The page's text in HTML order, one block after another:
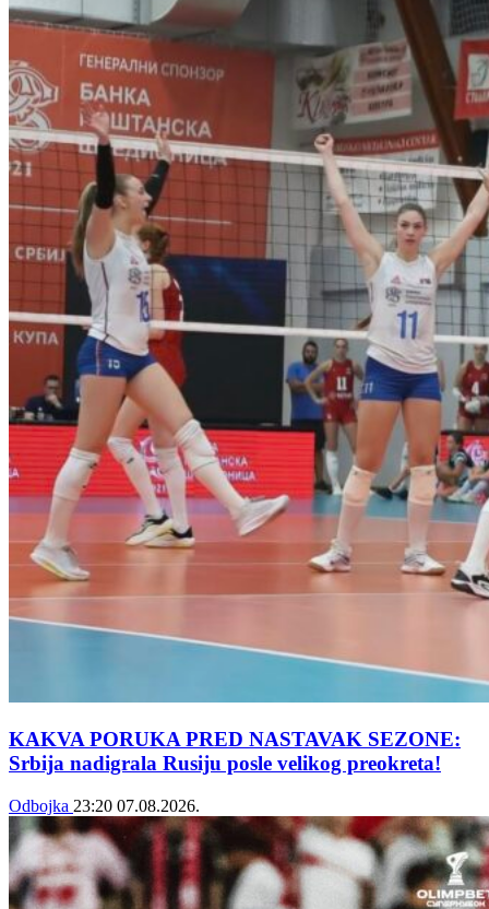
KAKVA PORUKA PRED NASTAVAK SEZONE:
Srbija nadigrala Rusiju posle velikog preokreta!
Odbojka 23:20 07.08.2026.